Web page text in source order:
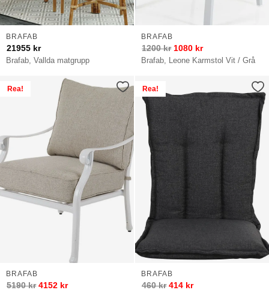
Brafab, Vallda matgrupp
BRAFAB
21955 kr
Brafab, Leone Karmstol Vit / Grå
BRAFAB
1200kr 1080 kr
Rea!
BRAFAB
5190kr 4152 kr
Rea!
BRAFAB
460kr 414 kr